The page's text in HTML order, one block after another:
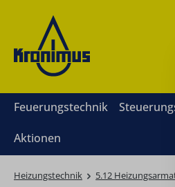
Zur
Feuerungstechnik
Aktionen
Heizungstechnik 5.12